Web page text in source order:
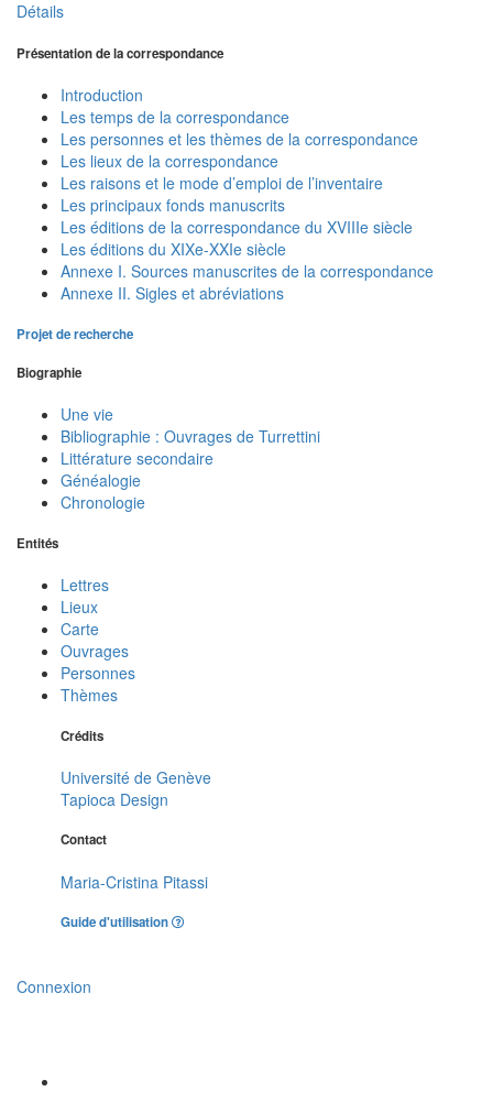
Détails
Présentation de la correspondance
Introduction
Les temps de la correspondance
Les personnes et les thèmes de la correspondance
Les lieux de la correspondance
Les raisons et le mode d’emploi de l’inventaire
Les principaux fonds manuscrits
Les éditions de la correspondance du XVIIIe siècle
Les éditions du XIXe-XXIe siècle
Annexe I. Sources manuscrites de la correspondance
Annexe II. Sigles et abréviations
Projet de recherche
Biographie
Une vie
Bibliographie : Ouvrages de Turrettini
Littérature secondaire
Généalogie
Chronologie
Entités
Lettres
Lieux
Carte
Ouvrages
Personnes
Thèmes
Crédits
Université de Genève
Tapioca Design
Contact
Maria-Cristina Pitassi
Guide d'utilisation
Connexion